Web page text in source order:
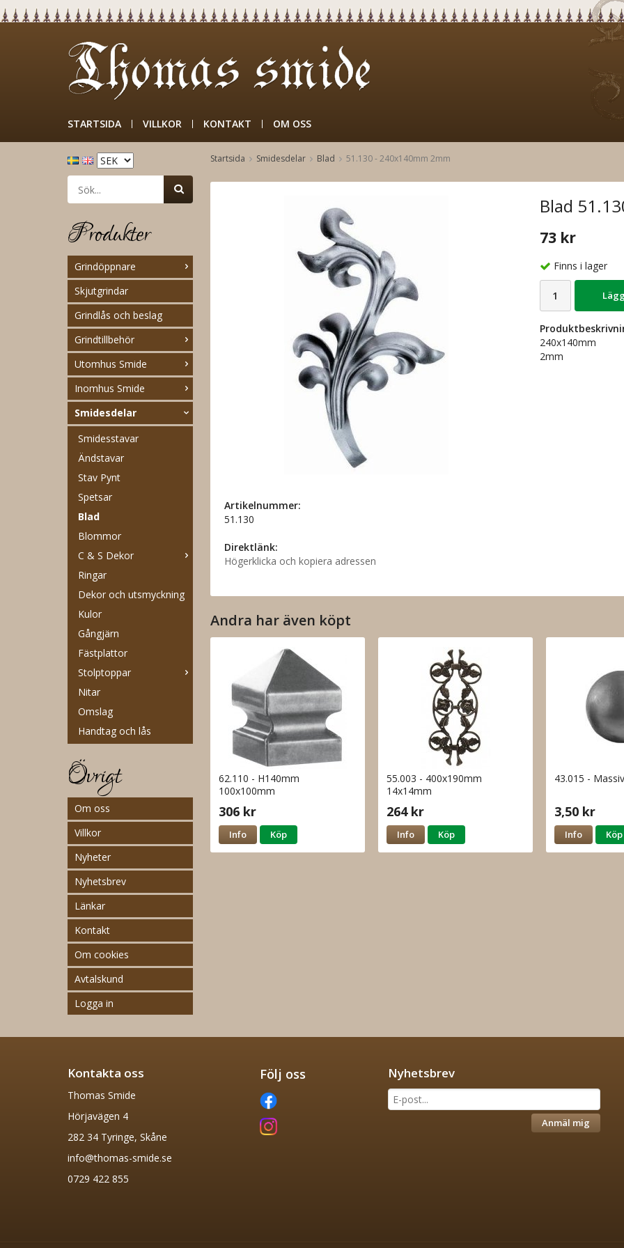
STARTSIDA VILLKOR KONTAKT OM OSS
Produkter
Grindöppnare
Skjutgrindar
Grindlås och beslag
Grindtillbehör
Utomhus Smide
Inomhus Smide
Smidesdelar
Smidesstavar
Ändstavar
Stav Pynt
Spetsar
Blad
Blommor
C & S Dekor
Ringar
Dekor och utsmyckning
Kulor
Gångjärn
Fästplattor
Stolptoppar
Nitar
Omslag
Handtag och lås
Övrigt
Om oss
Villkor
Nyheter
Nyhetsbrev
Länkar
Kontakt
Om cookies
Avtalskund
Logga in
Startsida Smidesdelar Blad 51.130 - 240x140mm 2mm
Blad
73 kr
Finns i lager
240x140mm
2mm
Artikelnummer:
51.130
Direktlänk:
Högerklicka och kopiera adressen
Andra har även köpt
62.110 - H140mm
100x100mm
306 kr
Info Köp
55.003 - 400x190mm
14x14mm
264 kr
Info Köp
43.015 -
3,50 kr
Info Köp
Kontakta oss
Thomas Smide
Hörjavägen 4
282 34 Tyringe, Skåne
info@thomas-smide.se
0729 422 855
Följ oss Nyhetsbrev
Anmäl mig